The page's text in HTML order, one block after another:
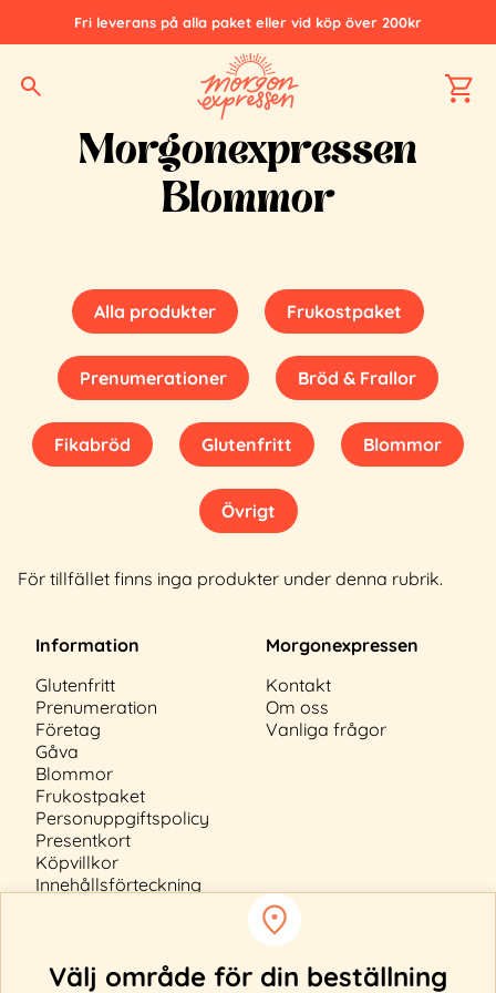
Fri leverans på alla paket eller vid köp över 200kr
Morgonexpressen Blommor
Morgonexpressen
Blommor
Alla produkter Frukostpaket
Prenumerationer Bröd & Frallor
Fikabröd Glutenfritt Blommor
Övrigt
För tillfället finns inga produkter under denna rubrik.
Välj område för din beställning
Information
Glutenfritt
Prenumeration
Företag
Gåva
Blommor
Frukostpaket
Personuppgiftspolicy
Presentkort
Köpvillkor
Innehållsförteckning
Morgonexpressen
Kontakt
Om oss
Vanliga frågor